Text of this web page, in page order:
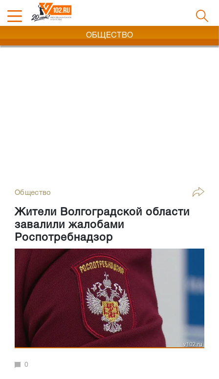
ОБЩЕСТВО
Общество
Жители Волгоградской области
завалили жалобами
Роспотребнадзор
0